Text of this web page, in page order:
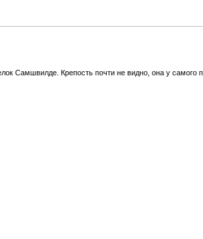
Самшвилде. Крепость почти не видно, она у самого